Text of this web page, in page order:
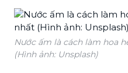
Nước ấm là cách làm hoa
(Hình ảnh: Unsplash)